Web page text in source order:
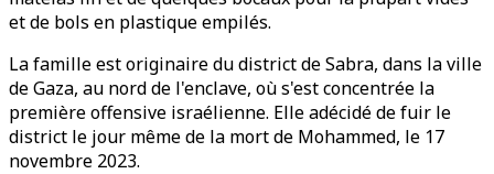
et de bols en plastique empilés.
La famille est originaire du district de Sabra, dans la ville
de Gaza, au nord de l'enclave, où s'est concentrée la
première offensive israélienne. Elle adécidé de fuir le
district le jour même de la mort de Mohammed, le 17
novembre 2023.